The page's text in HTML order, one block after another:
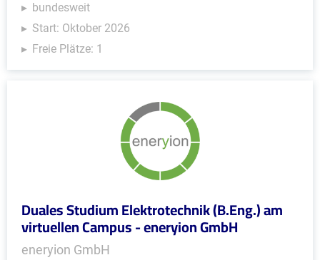
bundesweit
Start: Oktober 2026
Freie Plätze: 1
Duales Studium Elektrotechnik (B.Eng.) am
virtuellen Campus - eneryion GmbH
eneryion GmbH